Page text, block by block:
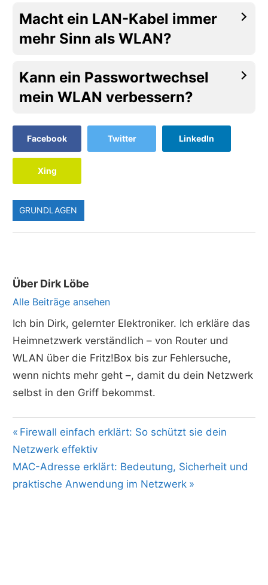
Macht ein LAN-Kabel immer
mehr Sinn als WLAN?
Kann ein Passwortwechsel
mein WLAN verbessern?
Facebook Twitter LinkedIn
Xing
GRUNDLAGEN
Über Dirk Löbe
Alle Beiträge ansehen
Ich bin Dirk, gelernter Elektroniker. Ich erkläre das
Heimnetzwerk verständlich – von Router und
WLAN über die Fritz!Box bis zur Fehlersuche,
wenn nichts mehr geht –, damit du dein Netzwerk
selbst in den Griff bekommst.
Beitragsnavigation
Vorheriger
Beitrag:
Firewall einfach erklärt: So schützt sie dein
Netzwerk effektiv
Nächster
Beitrag:
MAC-Adresse erklärt: Bedeutung, Sicherheit und
praktische Anwendung im Netzwerk